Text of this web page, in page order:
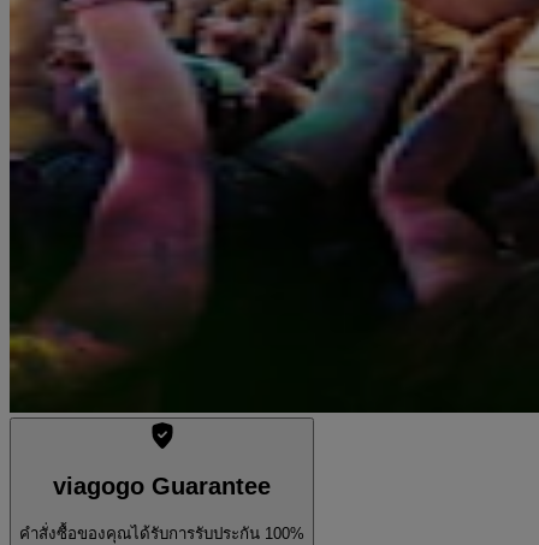
viagogo Guarantee
คำสั่งซื้อของคุณได้รับการรับประกัน 100%